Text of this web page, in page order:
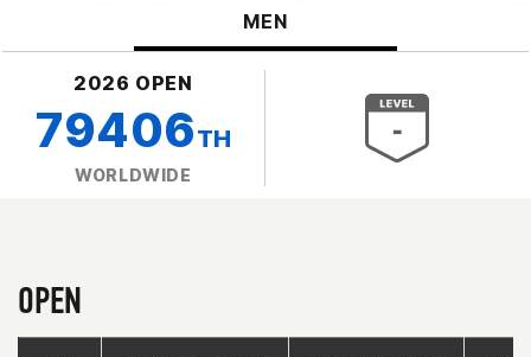
MEN
2026 OPEN
79406TH
WORLDWIDE
OPEN